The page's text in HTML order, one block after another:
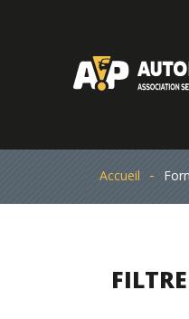
Accueil